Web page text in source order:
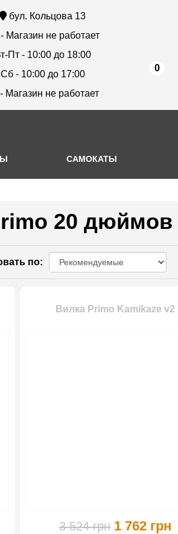
бул. Кольцова 13
Магазин не работает
Пт - 10:00 до 18:00
Сб - 10:00 до 17:00
Магазин не работает
0
САМОКАТЫ
20 дюймов
по:
Вилка Primo Kamikaze v2
3 524 грн 1 762 грн